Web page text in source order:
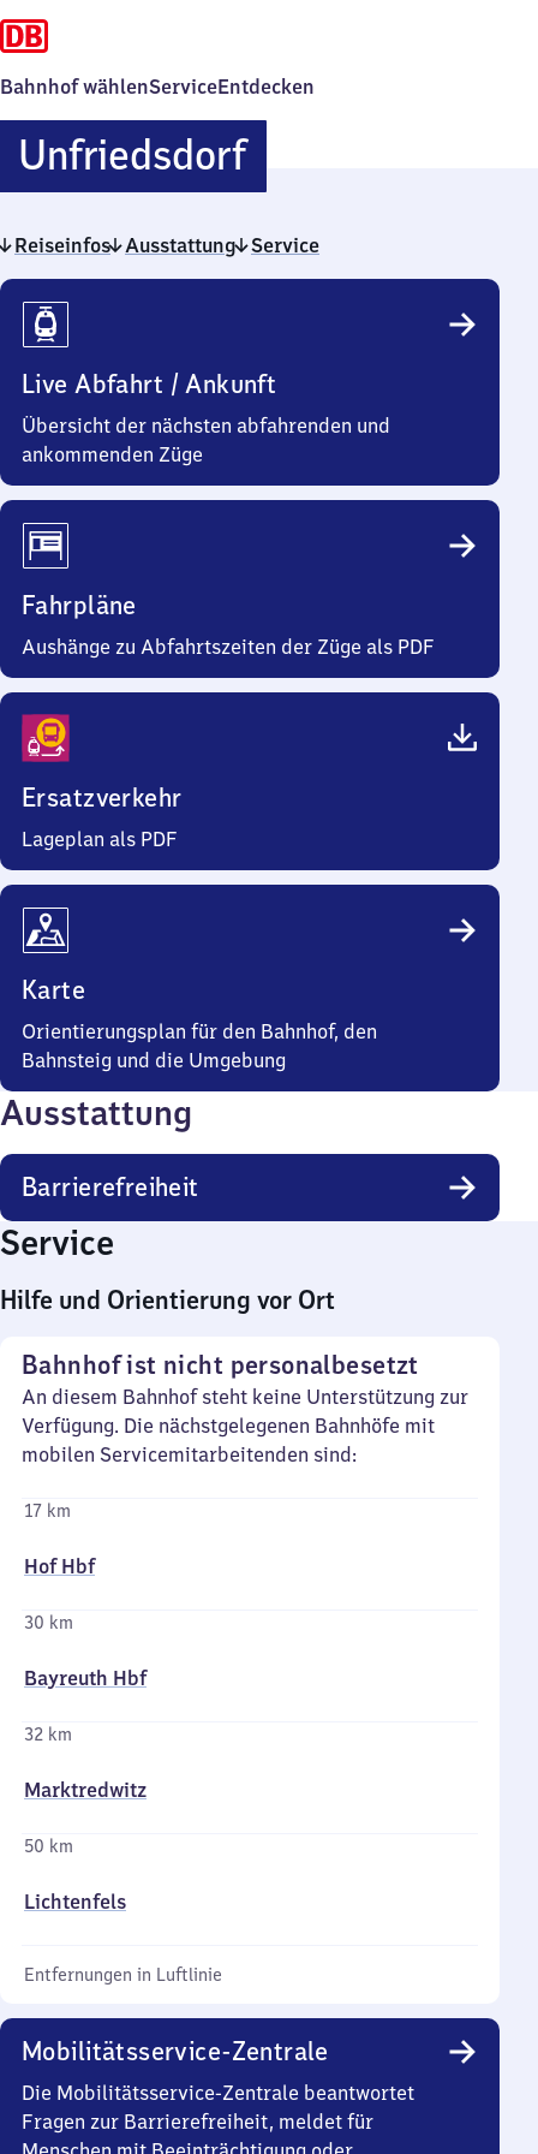
Bahnhof wählenServiceEntdecken
UnfriedsdorfUnfriedsdorf
Reiseinfos Ausstattung Service
Reiseinfos
Live Abfahrt / Ankunft
Übersicht der nächsten abfahrenden und
ankommenden Züge
Fahrpläne
Aushänge zu Abfahrtszeiten der Züge als PDF
Ersatzverkehr
Lageplan als PDF
Karte
Orientierungsplan für den Bahnhof, den
Bahnsteig und die Umgebung
Ausstattung
Barrierefreiheit
Service
Hilfe und Orientierung vor Ort
Bahnhof ist nicht personalbesetzt
An diesem Bahnhof steht keine Unterstützung zur
Verfügung. Die nächstgelegenen Bahnhöfe mit
mobilen Servicemitarbeitenden sind:
17 km
Hof Hbf
30 km
Bayreuth Hbf
32 km
Marktredwitz
50 km
Lichtenfels
Entfernungen in Luftlinie
Mobilitätsservice-Zentrale
Die Mobilitätsservice-Zentrale beantwortet
Fragen zur Barrierefreiheit, meldet für